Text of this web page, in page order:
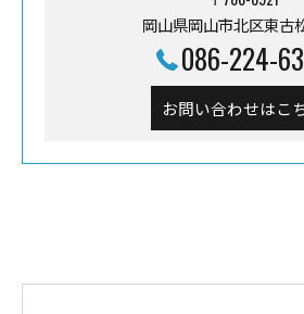
岡山県岡山市北区東古
086-224-
お問い合わせはこ